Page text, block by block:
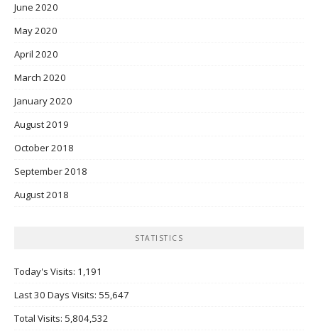
June 2020
May 2020
April 2020
March 2020
January 2020
August 2019
October 2018
September 2018
August 2018
STATISTICS
Today's Visits: 1,191
Last 30 Days Visits: 55,647
Total Visits: 5,804,532